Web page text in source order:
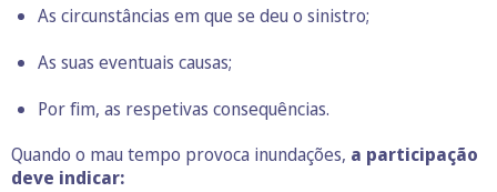
As circunstâncias em que se deu o sinistro;
As suas eventuais causas;
Por fim, as respetivas consequências.
Quando o mau tempo provoca inundações, a participação
deve indicar: